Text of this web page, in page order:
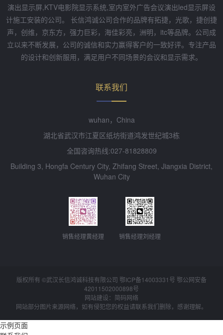
演出显示屏,KTV电影院显示系统,室内室外广告会议演出led显示屏设
计施工安装的公司。 长信鸿诚公司合作的品牌有拓捷，光歌，捷创捷
声，创维，京东方，强力巨彩，海佳彩亮，洲明，itc等品牌。公司成
立以来不断发展，公司的诚信和实力赢得客户的一致好评。专注产品
的设计和创新服用，满足用户不同场景的会议和显示需求。
联系我们
wuhan，China
湖北省武汉市江夏区纸坊街道鸿发世纪城3栋
全国咨询热线:027-81828809
Building 3, Hongfa Century City, Zhifang Street, Jiangxia District,
Wuhan City
销售经理黄经理 销售经理刘经理
版权所有 ©武汉长信鸿诚科技有限公司 鄂ICP备14003331号 鄂公网安备
42011502000898号
网站建设：简码网络
网站部分图片来源网络，如有侵犯您的权益请联系我们删除，感谢理解。
示例页面